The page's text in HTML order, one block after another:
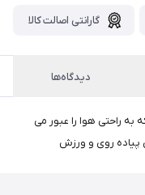
گارانتی اصالت کالا
دیدگاه‌ها
راحتی هوا را عبور می
پیاده روی و ورزش